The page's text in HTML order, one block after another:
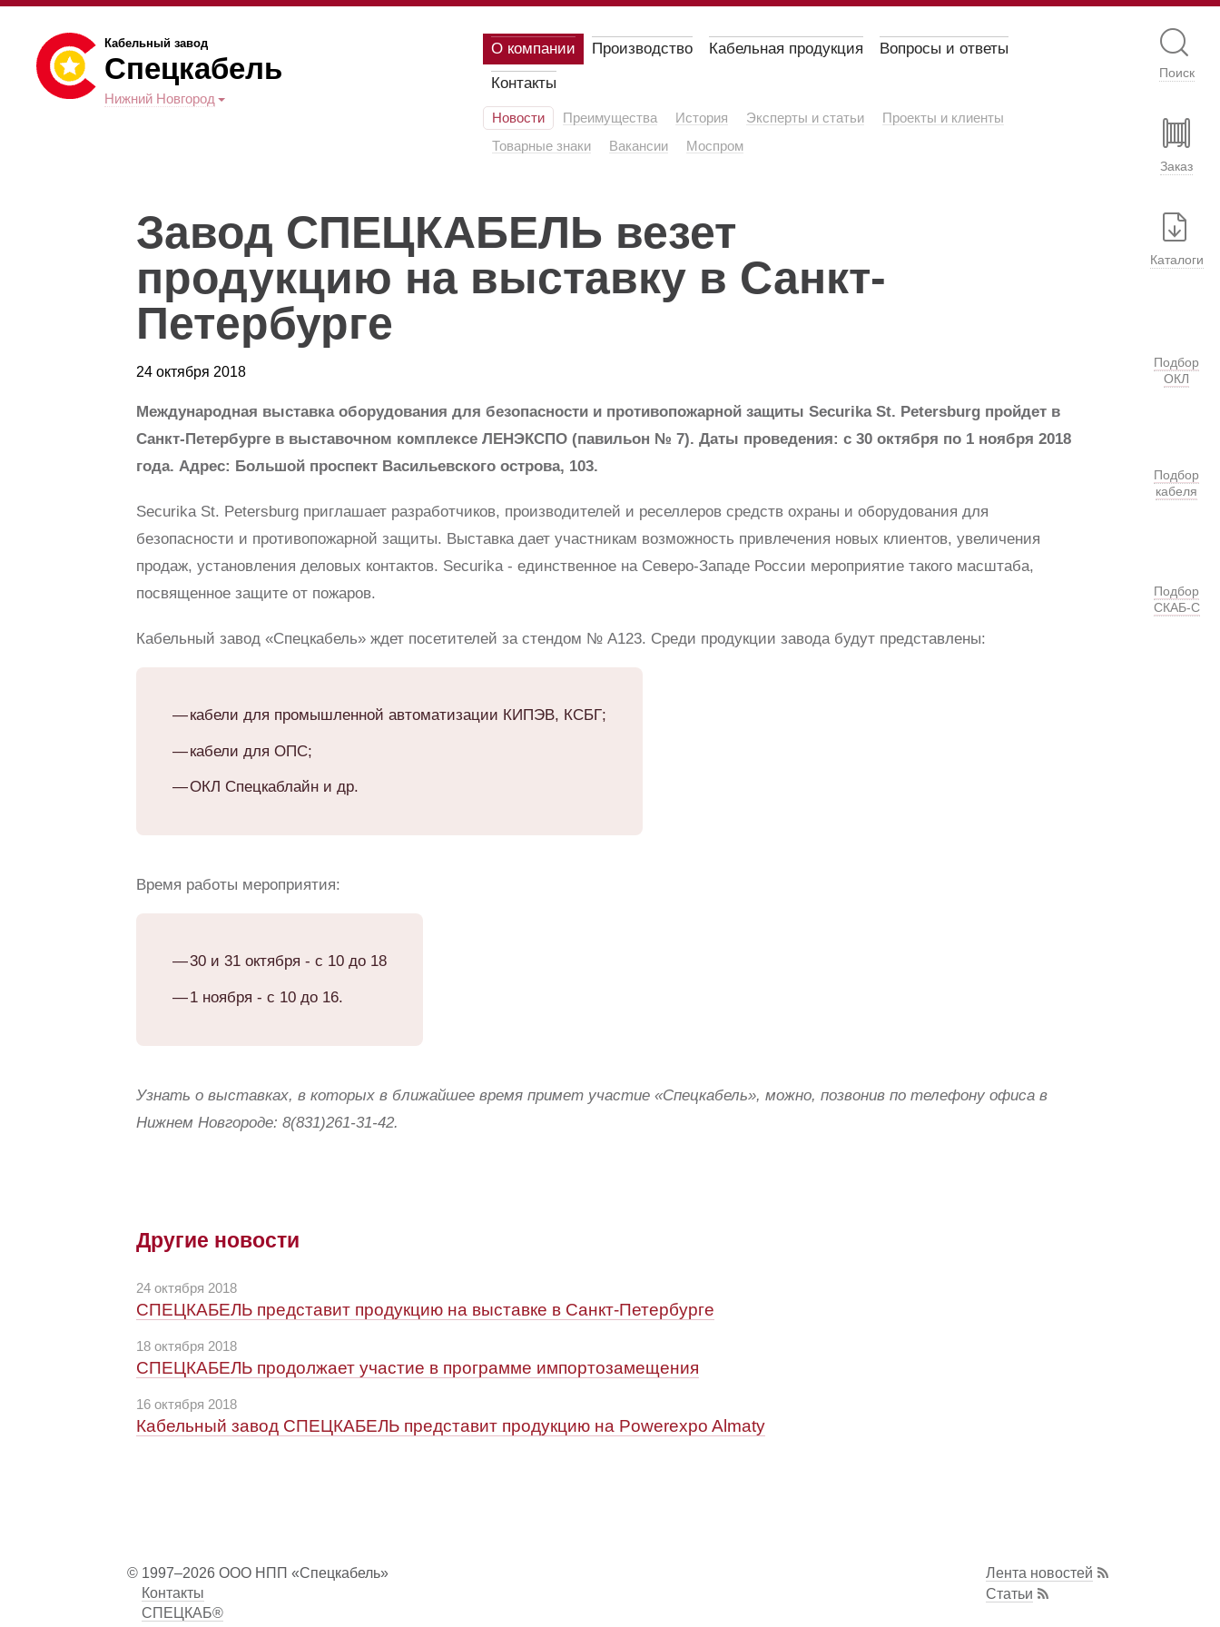
Кабельный завод
Спецкабель
Нижний Новгород
О компании Производство Кабельная продукция
Вопросы и ответы
Контакты
Новости Преимущества История Эксперты и статьи
Проекты и клиенты
Товарные знаки
Вакансии Моспром
Поиск
Заказ
Каталоги
Подбор
ОКЛ
Подбор
кабеля
Подбор
СКАБ-С
Завод СПЕЦКАБЕЛЬ везет
продукцию на выставку в Санкт-
Петербурге
24 октября 2018
Международная выставка оборудования для безопасности и противопожарной защиты Securika St. Petersburg пройдет в
Санкт-Петербурге в выставочном комплексе ЛЕНЭКСПО (павильон № 7). Даты проведения: с 30 октября по 1 ноября 2018
года. Адрес: Большой проспект Васильевского острова, 103.
Securika St. Petersburg приглашает разработчиков, производителей и реселлеров средств охраны и оборудования для
безопасности и противопожарной защиты. Выставка дает участникам возможность привлечения новых клиентов, увеличения
продаж, установления деловых контактов. Securika - единственное на Северо-Западе России мероприятие такого масштаба,
посвященное защите от пожаров.
Кабельный завод «Спецкабель» ждет посетителей за стендом № А123. Среди продукции завода будут представлены:
кабели для промышленной автоматизации КИПЭВ, КСБГ;
кабели для ОПС;
ОКЛ Спецкаблайн и др.
Время работы мероприятия:
30 и 31 октября - с 10 до 18
1 ноября - с 10 до 16.
Узнать о выставках, в которых в ближайшее время примет участие «Спецкабель», можно, позвонив по телефону офиса в
Нижнем Новгороде: 8(831)261-31-42.
Другие новости
24 октября 2018
СПЕЦКАБЕЛЬ представит продукцию на выставке в Санкт-Петербурге
18 октября 2018
СПЕЦКАБЕЛЬ продолжает участие в программе импортозамещения
16 октября 2018
Кабельный завод СПЕЦКАБЕЛЬ представит продукцию на Powerexpo Almaty
© 1997–2026 ООО НПП «Спецкабель»
Контакты
СПЕЦКАБ®
Лента новостей
Статьи